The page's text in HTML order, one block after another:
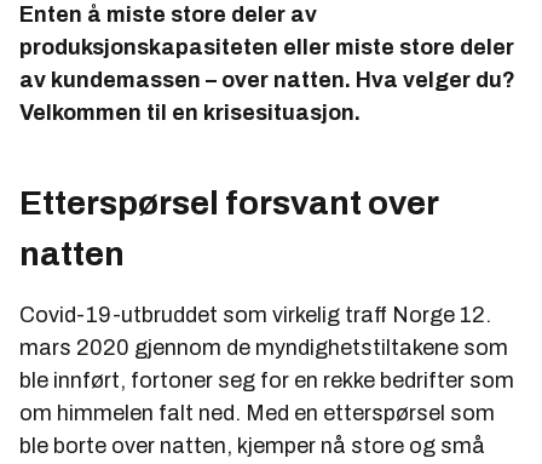
Enten å miste store deler av
produksjonskapasiteten eller miste store deler
av kundemassen – over natten. Hva velger du?
Velkommen til en krisesituasjon.
Etterspørsel forsvant over
natten
Covid-19-utbruddet som virkelig traff Norge 12.
mars 2020 gjennom de myndighetstiltakene som
ble innført, fortoner seg for en rekke bedrifter som
om himmelen falt ned. Med en etterspørsel som
ble borte over natten, kjemper nå store og små